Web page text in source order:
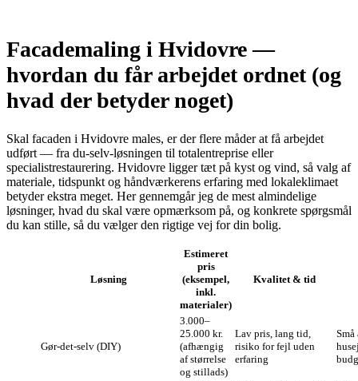
Facademaling i Hvidovre —
hvordan du får arbejdet ordnet (og
hvad der betyder noget)
Skal facaden i Hvidovre males, er der flere måder at få arbejdet
udført — fra du‑selv‑løsningen til totalentreprise eller
specialistrestaurering. Hvidovre ligger tæt på kyst og vind, så valg af
materiale, tidspunkt og håndværkerens erfaring med lokaleklimaet
betyder ekstra meget. Her gennemgår jeg de mest almindelige
løsninger, hvad du skal være opmærksom på, og konkrete spørgsmål
du kan stille, så du vælger den rigtige vej for din bolig.
Løsning
Estimeret
pris
(eksempel,
inkl.
materialer)
Kvalitet & tid
Gør‑det‑selv (DIY)
3.000–
25.000 kr.
(afhængig
af størrelse
og stillads)
Lav pris, lang tid,
risiko for fejl uden
erfaring
Små